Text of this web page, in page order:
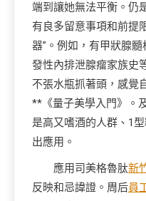
端到讓她無法平衡。仍
有良多留意事項和前提
器”。例如，有甲狀腺
發性內排泄腺瘤家族史
不張水瓶抓著頭，感覺
**《量子美學入門》。
是高又嗜酒的人群、1
出應用。
應用司美格魯肽新
反映和忌諱證。周后員